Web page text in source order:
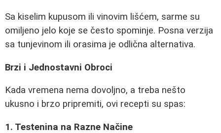
Sa kiselim kupusom ili vinovim lišćem, sarme su
omiljeno jelo koje se često spominje. Posna verzija
sa tunjevinom ili orasima je odlična alternativa.
Brzi i Jednostavni Obroci
Kada vremena nema dovoljno, a treba nešto
ukusno i brzo pripremiti, ovi recepti su spas:
1. Testenina na Razne Načine